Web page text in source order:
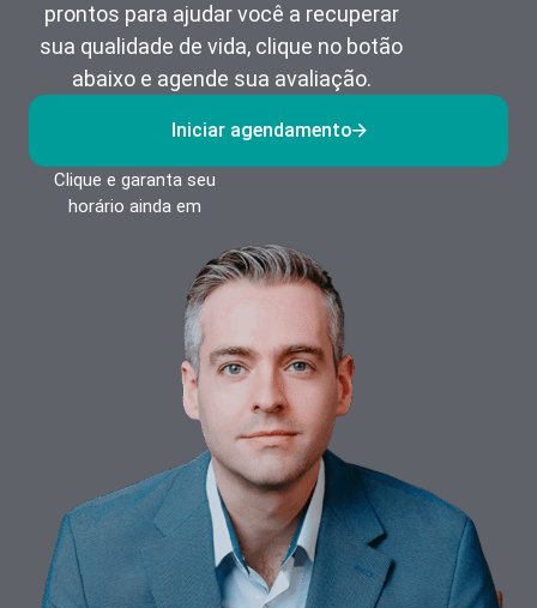
prontos para ajudar você a recuperar
sua qualidade de vida, clique no botão
abaixo e agende sua avaliação.
Iniciar agendamento
Clique e garanta seu
horário ainda em